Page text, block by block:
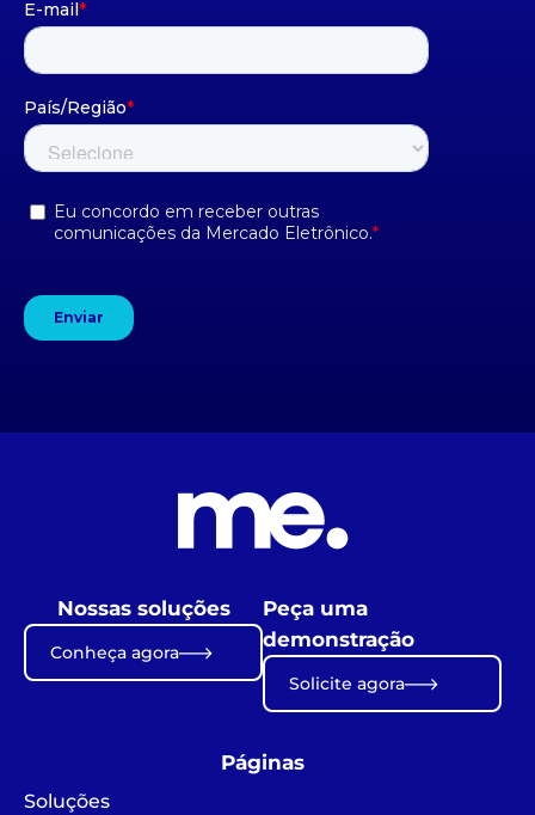
Nossas soluções
Conheça agora
Peça uma
demonstração
Solicite agora
Páginas
Soluções